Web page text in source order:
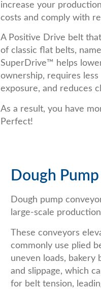
increase your
costs and comply with
A Positive Drive belt
of classic flat belts,
SuperDrive™ helps
ownership, requires
exposure, and reduces
As a result, you have
Perfect!
Dough
Dough pump
large-scale
These conveyors
commonly use plied
uneven loads,
and slippage, which
for belt tension,